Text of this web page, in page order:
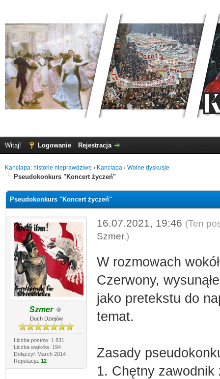
Witaj! Logowanie Rejestracja
Kanciapa: historie nieprawdziwe › Kanciapa › Wolne dyskusje
Pseudokonkurs "Koncert życzeń"
Pseudokonkurs "Koncert życzeń"
Szmer
Duch Dziejów
Liczba postów: 1 831
Liczba wątków: 194
Dołączył: March 2014
Reputacja: 12
16.07.2021, 19:46 (Ten
Szmer.)
W rozmowach
Czerwony,
jako pretekstu do
temat.
Zasady
1. Chętny zawodnik